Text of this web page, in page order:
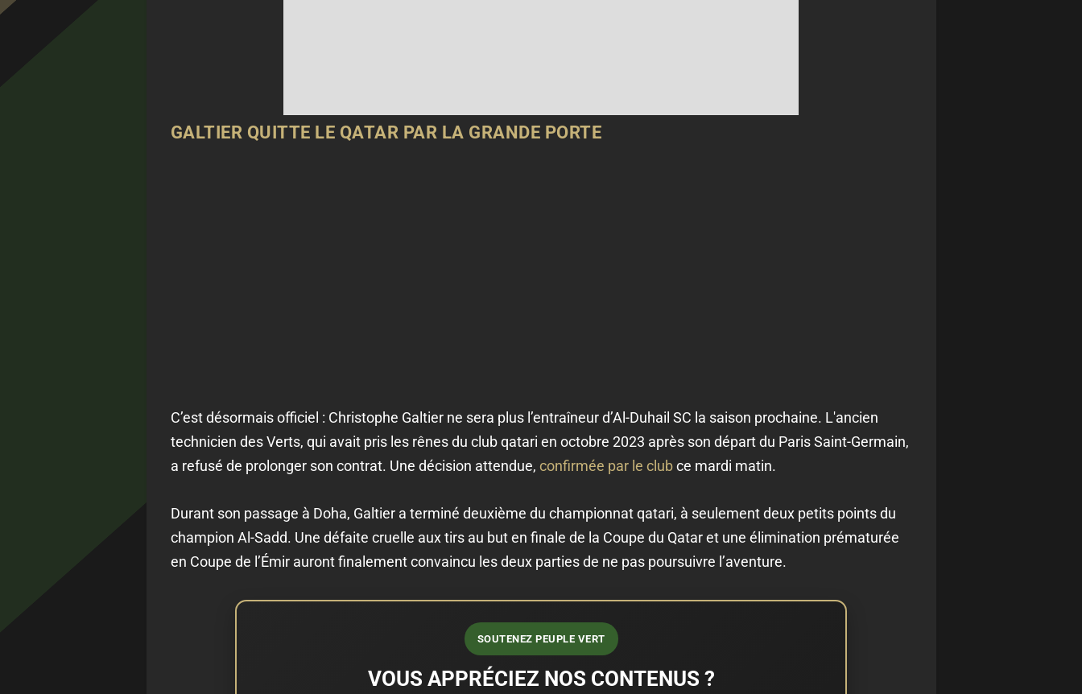
GALTIER QUITTE LE QATAR PAR LA GRANDE PORTE
C’est désormais officiel : Christophe Galtier ne sera plus l’entraîneur d’Al-Duhail SC la saison prochaine. L'ancien
technicien des Verts, qui avait pris les rênes du club qatari en octobre 2023 après son départ du Paris Saint-Germain,
a refusé de prolonger son contrat. Une décision attendue, confirmée par le clubce mardi matin.
Durant son passage à Doha, Galtier a terminé deuxième du championnat qatari, à seulement deux petits points du
champion Al-Sadd. Une défaite cruelle aux tirs au but en finale de la Coupe du Qatar et une élimination prématurée
en Coupe de l’Émir auront finalement convaincu les deux parties de ne pas poursuivre l’aventure.
SOUTENEZ PEUPLE VERT
VOUS APPRÉCIEZ NOS CONTENUS ?